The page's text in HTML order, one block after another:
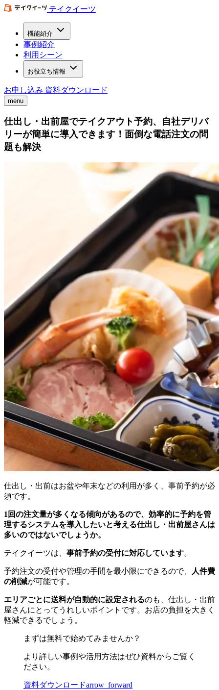
テイクイーツ
機能紹介
事例紹介
利用シーン
お役立ち情報
お申し込み 資料ダウンロード
menu
仕出し・出前屋でテイクアウト予約、自社デリバ
リーが簡単に導入できます！面倒な電話注文の問
題も解決
仕出し・出前はお盆や年末などの利用が多く、事前予約が必
須です。
1回の注文量が多くなる傾向があるので、効率的に予約を管
理するシステムを導入したいと考える仕出し・出前屋さんは
多いのではないでしょうか。
テイクイーツは、 事前予約の受付に対応しています。
予約注文の受付や管理の手間を最小限にできるので、
人件費
の削減が可能です。
エリアごとに送料が自動的に設定されるのも、仕出し・出前
屋さんにとってうれしいポイントです。お店の負担を大きく
軽減できるでしょう。
まずは無料で始めてみませんか？
より詳しい事例や活用方法はぜひ資料からご覧く
ださい。
資料ダウンロードarrow_forward